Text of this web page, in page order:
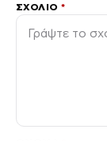
ΣΧΌΛΙΟ*